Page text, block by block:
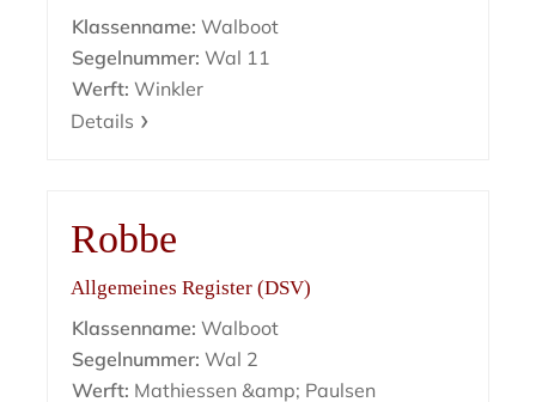
Klassenname: Walboot
Segelnummer: Wal 11
Werft: Winkler
Details
Robbe
Allgemeines Register (DSV)
Klassenname: Walboot
Segelnummer: Wal 2
Werft: Mathiessen &amp; Paulsen